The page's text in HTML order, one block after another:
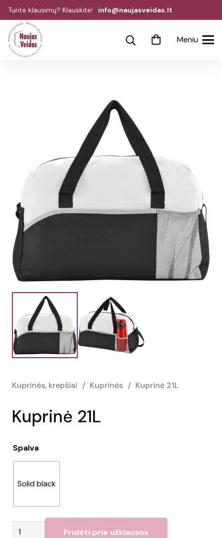
Turite klausimų? Klauskite! info@naujasveidas.lt
Meniu
Kuprinės, krepšiai / Kuprinės / Kuprinė 21L
Kuprinė 21L
Spalva
Solid black
produkto
Pridėti prie užklausos